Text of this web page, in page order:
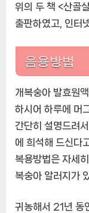
위의 두 책 <산골
출판하였고, 인터
음용방법
개복숭아 발효원
하시어 하루에 머
간단히 설명드려
에 희석해 드신다
복용방법은 자세
복숭아 알러지가
귀농해서 21년 동